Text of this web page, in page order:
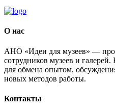
О нас
АНО «Идеи для музеев» —
сотрудников музеев и
для обмена опытом,
новых методов работы.
Контакты